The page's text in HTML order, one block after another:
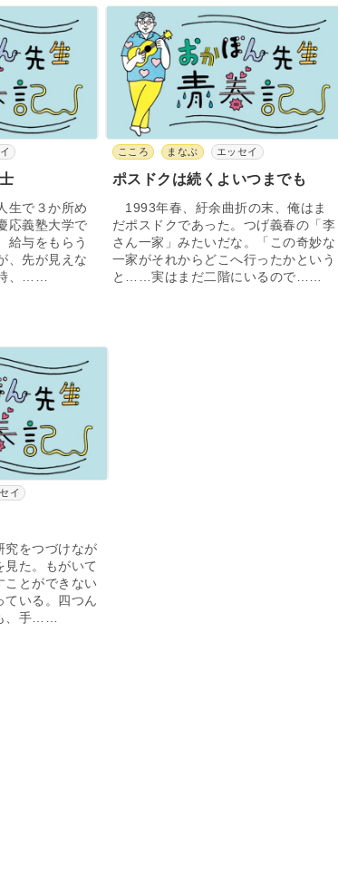
生で３か所め
応義塾大学で
給与をもらう
、先が見えな
、……
こころ まなぶ エッセイ
ポスドクは続くよいつまでも
1993年春、紆余曲折の末、俺はま
だポスドクであった。つげ義春の「李
さん一家」みたいだな。「この奇妙な
一家がそれからどこへ行ったかという
と……実はまだ二階にいるので……
イ
をつづけなが
見た。もがいて
ことができない
ている。四つん
、手……